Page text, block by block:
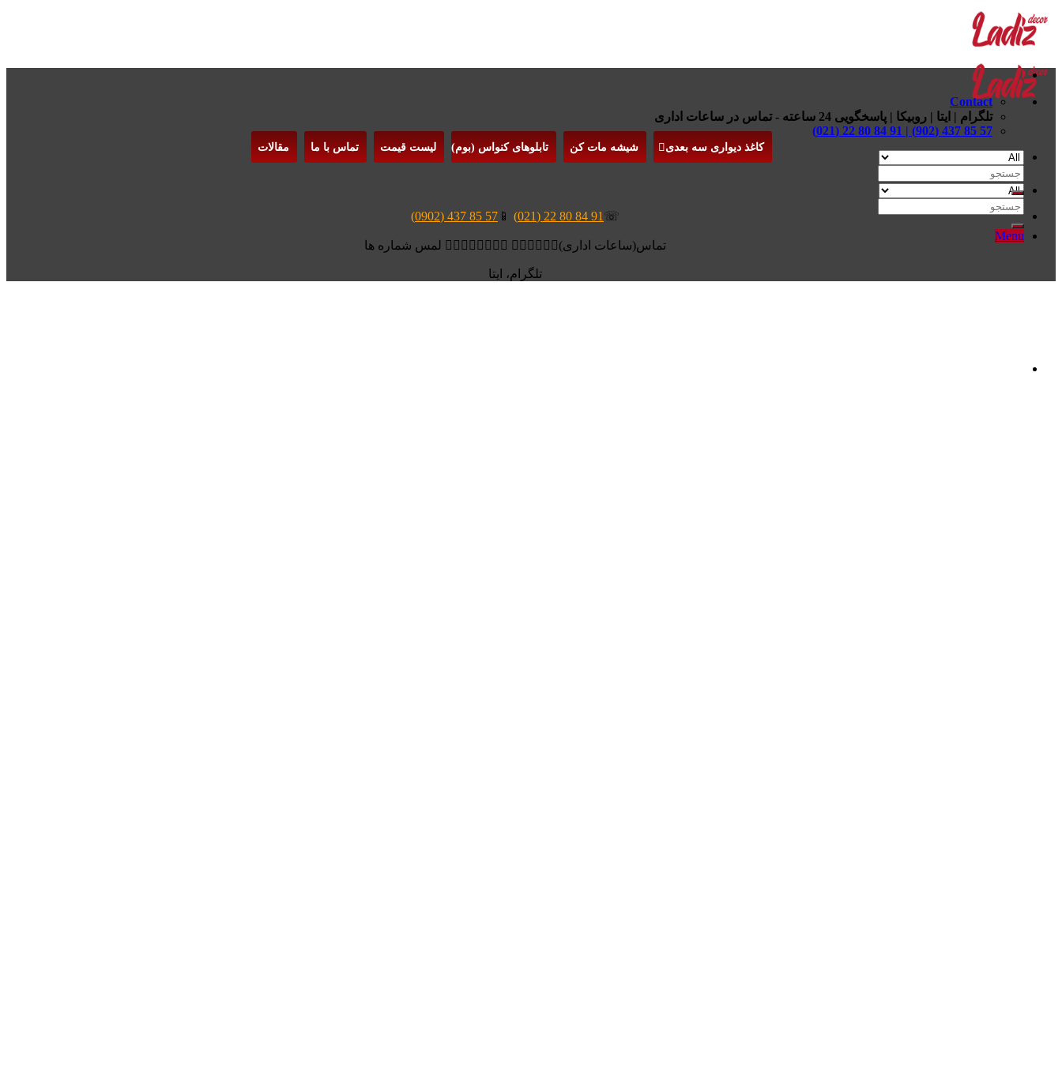
Skip
content
کاغذ دیواری سه بعدی شیشه مات کن تابلوهای کنواس (بوم) لیست قیمت تماس با ما مقالات
جستجو
Menu
Contact
تلگرام | ایتا | روبیکا | پاسخگویی 24 ساعته - تماس در ساعات اداری
57 85 437 (902) | 91 84 80 22 (021)
جستجو
برای:
☏
91 84 80 22 (021)
📱
57 85 437 (0902)
تماس(ساعات اداری)👆🏻👆🏻👆🏻 👆🏻👆🏻👆🏻👆🏻 لمس شماره ها
تلگرام، ایتا